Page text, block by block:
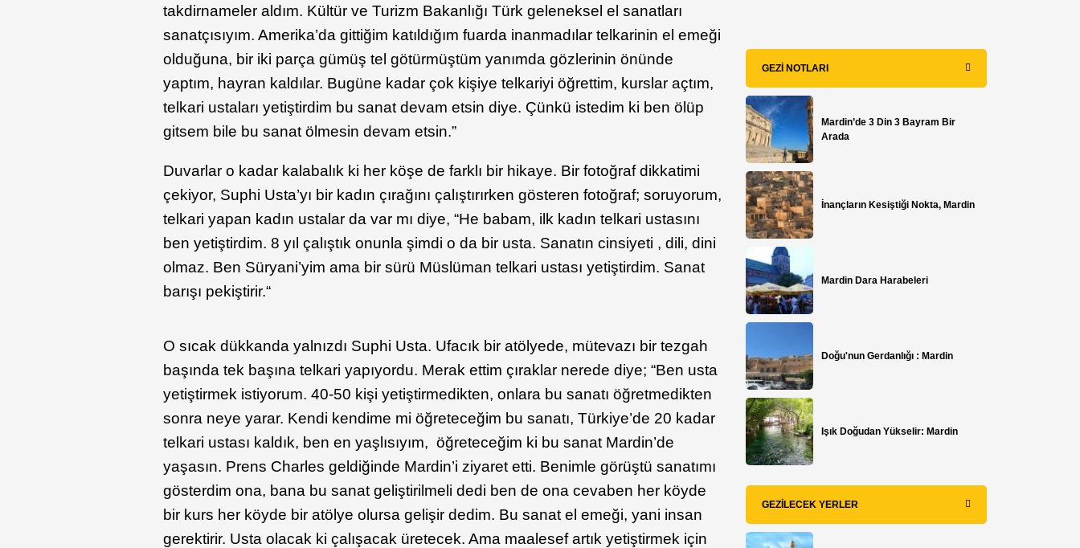
takdirnameler aldım. Kültür ve Turizm Bakanlığı Türk geleneksel el sanatları
sanatçısıyım. Amerika’da gittiğim katıldığım fuarda inanmadılar telkarinin el emeği
olduğuna, bir iki parça gümüş tel götürmüştüm yanımda gözlerinin önünde
yaptım, hayran kaldılar. Bugüne kadar çok kişiye telkariyi öğrettim, kurslar açtım,
telkari ustaları yetiştirdim bu sanat devam etsin diye. Çünkü istedim ki ben ölüp
gitsem bile bu sanat ölmesin devam etsin.”
Duvarlar o kadar kalabalık ki her köşe de farklı bir hikaye. Bir fotoğraf dikkatimi
çekiyor, Suphi Usta’yı bir kadın çırağını çalıştırırken gösteren fotoğraf; soruyorum,
telkari yapan kadın ustalar da var mı diye, “He babam, ilk kadın telkari ustasını
ben yetiştirdim. 8 yıl çalıştık onunla şimdi o da bir usta. Sanatın cinsiyeti , dili, dini
olmaz. Ben Süryani’yim ama bir sürü Müslüman telkari ustası yetiştirdim. Sanat
barışı pekiştirir.“
O sıcak dükkanda yalnızdı Suphi Usta. Ufacık bir atölyede, mütevazı bir tezgah
başında tek başına telkari yapıyordu. Merak ettim çıraklar nerede diye; “Ben usta
yetiştirmek istiyorum. 40-50 kişi yetiştirmedikten, onlara bu sanatı öğretmedikten
sonra neye yarar. Kendi kendime mi öğreteceğim bu sanatı, Türkiye’de 20 kadar
telkari ustası kaldık, ben en yaşlısıyım, öğreteceğim ki bu sanat Mardin’de
yaşasın. Prens Charles geldiğinde Mardin’i ziyaret etti. Benimle görüştü sanatımı
gösterdim ona, bana bu sanat geliştirilmeli dedi ben de ona cevaben her köyde
bir kurs her köyde bir atölye olursa gelişir dedim. Bu sanat el emeği, yani insan
gerektirir. Usta olacak ki çalışacak üretecek. Ama maalesef artık yetiştirmek için
GEZI NOTLARI
Mardin’de 3 Din 3 Bayram Bir
Arada
İnançların Kesiştiği Nokta, Mardin
Mardin Dara Harabeleri
Doğu'nun Gerdanlığı : Mardin
Işık Doğudan Yükselir: Mardin
GEZILECEK YERLER